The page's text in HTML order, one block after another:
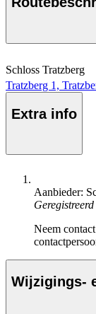
Schloss Tratzberg
Tratzberg 1,
Extra info
Aanbieder:
Neem
Wijzigings-